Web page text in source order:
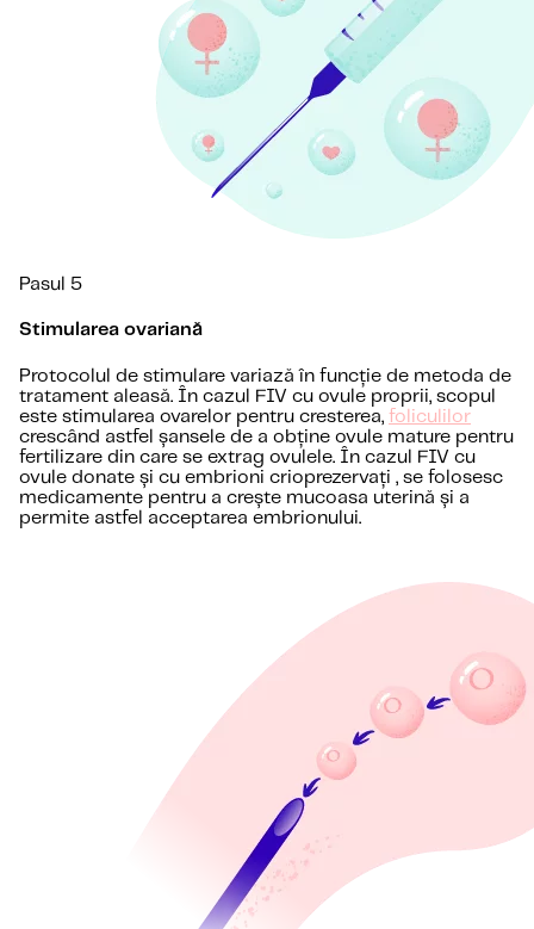
Pasul 5
Stimularea ovariană
Protocolul de stimulare variază în funcție de metoda de
tratament aleasă. În cazul FIV cu ovule proprii, scopul
este stimularea ovarelor pentru cresterea, foliculilor
crescând astfel șansele de a obține ovule mature pentru
fertilizare din care se extrag ovulele. În cazul FIV cu
ovule donate și cu embrioni crioprezervați , se folosesc
medicamente pentru a crește mucoasa uterină și a
permite astfel acceptarea embrionului.